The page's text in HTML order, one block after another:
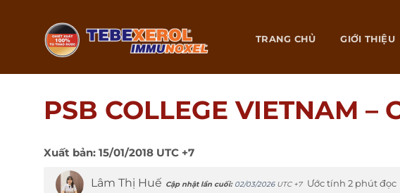
TRANG CHỦ GIỚI THIỆU
PSB COLLEGE VIETNAM –
Xuất bản: 15/01/2018 UTC +7
Lâm Thị Huế Cập nhật lần cuối: 02/03/2026UTC +7 Ước tính 2 phút đọc